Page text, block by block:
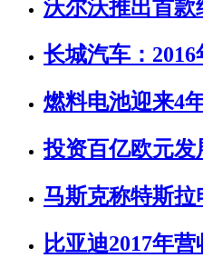
沃尔沃推出首
长城汽车：2016
燃料电池迎来4
投资百亿欧元
马斯克称特斯
比亚迪2017年